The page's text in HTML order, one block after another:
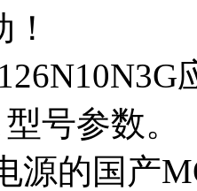
号参数。
源的国产